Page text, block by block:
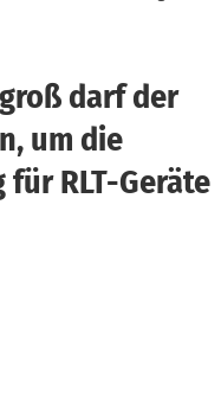
darf der
um die
RLT-Geräte